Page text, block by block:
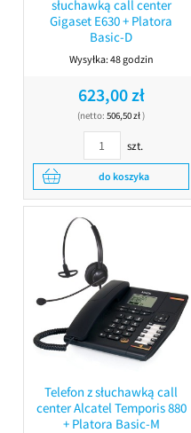
słuchawką call center
Gigaset E630 + Platora
Basic-D
Wysyłka:48 godzin
623,00 zł
(netto: 506,50 zł)
szt.
do koszyka
Telefon z słuchawką call
center Alcatel Temporis 880
+ Platora Basic-M